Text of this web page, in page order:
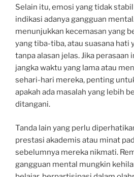
Selain itu, emosi yang tidak
indikasi adanya gangguan
menunjukkan kecemasan yang
yang tiba-tiba, atau suasana hati
tanpa alasan jelas. Jika perasaan
jangka waktu yang lama atau
sehari-hari mereka, penting
apakah ada masalah yang lebih
ditangani.
Tanda lain yang perlu
prestasi akademis atau minat
sebelumnya mereka nikmati.
gangguan mental mungkin